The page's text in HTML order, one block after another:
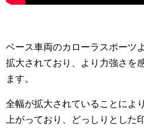
ベース車両のカローラスポーツ
拡大されており、より力強さを
ます。
全幅が拡大されていることによ
上がっており、どっしりとした